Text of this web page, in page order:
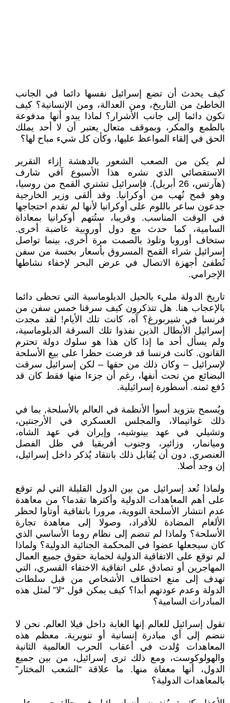
كيف يحدث أن تضع إسرائيل نفسها دائما في الجانب
الخاطئ من التاريخ، ومن العدالة، ومن الإنسانية؟ كيف
تكون دائما إلى جانب الأشرار؟ لماذا يبدو أنها مدفوعة
بالطمع والمكر، وبموقف متعال يعتبر أن لا أحد يملك
الحق في إلقاء المواعظ عليها، وكأن كل شيء مباح لها؟
لم يكن من الصعب الشعور بالدهشة إزاء التقرير
الاستقصائي الذي نشره هذا الأسبوع آفي شارف
(هآرتس، 26 أبريل). فإسرائيل تشتري القمح من روسيا،
وهو قمح نُهب من أوكرانيا. وقد ألقى وزير الخارجية
جدعون ساعر باللوم على أوكرانيا لأنها لم تقدم احتجاجها
في الوقت المناسب. وقريبا، ستُتهم أوكرانيا بمعاداة
السامية، كما حدث مع دول أوروبية غاضبة أخرى.
ستخاف أوروبا وتلوذ بالصمت مرة أخرى، بينما تواصل
إسرائيل شراء القمح المسروق بأسعار بخسة من سفن
تُطفئ أجهزة الاتصال في عرض البحر لإخفاء نشاطها
الإجرامي.
تاريخ الدولة مليء بالحيل الدبلوماسية التي تحظى دائما
بالإعجاب هنا. هل تتذكرون كيف سرقنا خمس سفن من
فرنسا في شيربورغ؟ آه، كانت تلك الأيام! لقد مجدت
إسرائيل الأبطال الذين نفذوا تلك السرقة الدبلوماسية،
ولم يسأل أحد ما إذا كان هذا هو سلوك دولة تحترم
القانون. كانت فرنسا قد فرضت حظرا على بيع الأسلحة
لإسرائيل – وكان ذلك من حقها – لكن إسرائيل سرقت
البضائع من تحت أنفها، رغم أن جزءا منها فقط كان قد
دُفع ثمنه. أسطورة إسرائيلية.
ويُسمح بتزويد أسوأ الأنظمة في العالم بالأسلحة, بما في
ذلك غواتيمالا، والمجلس العسكري في الأرجنتين،
وتشيلي في عهد بينوشيه، وإيران في عهد الشاه،
وميانمار، وزائير، وجنوب أفريقيا في ظل الفصل
العنصري, دون أن يُقابل ذلك بانتقاد يُذكر داخل إسرائيل،
إن وجد أصلا.
ولماذا تُعد إسرائيل من بين الدول القليلة التي لم توقع
على أهم المعاهدات الدولية وأكثرها تقدما؟ من معاهدة
عدم انتشار الأسلحة النووية، مرورا باتفاقية أوتاوا لحظر
الألغام المضادة للأفراد، وصولا إلى معاهدة تجارة
الأسلحة؟ ولماذا لم تنضم إلى نظام روما الأساسي الذي
كان سيجعلها عضوا في المحكمة الجنائية الدولية؟ ولماذا
لم توقع على الاتفاقية الدولية لحماية حقوق جميع العمال
المهاجرين أو تصادق على اتفاقية الاختفاء القسري، التي
تهدف إلى منع اختطاف الأشخاص من قبل سلطات
الدولة وعدم عودتهم أبدا؟ كيف يمكن قول “لا” لمثل هذه
المبادرات السامية؟
تقول إسرائيل للعالم إنها الغابة داخل فيلا العالم. نحن لا
ننضم إلى أي مبادرة إنسانية أو تنويرية. معظم هذه
المعاهدات وُلدت في أعقاب الحرب العالمية الثانية
والهولوكوست، ومع ذلك ترى إسرائيل، من بين جميع
الدول، أنها معفاة منها. ما علاقة “الشعب المختار”
بالمعاهدات الدولية؟